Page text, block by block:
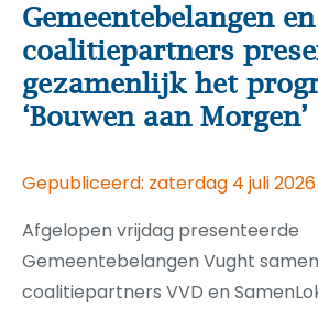
Gemeentebelangen en
coalitiepartners
gezamenlijk het
‘Bouwen aan Morgen’
Gepubliceerd: zaterdag 4 juli 2026
Afgelopen vrijdag presenteerde
Gemeentebelangen Vught
coalitiepartners VVD en